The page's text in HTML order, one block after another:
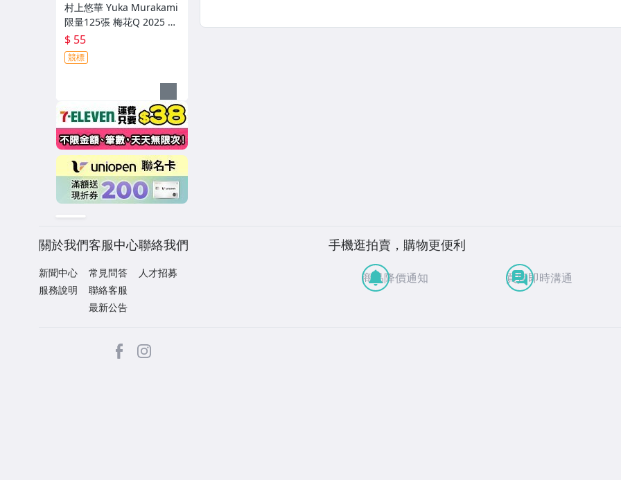
村上悠華 Yuka Murakami
限量125張 梅花Q 2025 Lo
vin' You Poker F1rst Gam
eplay [SS81]
$ 55
競標
關於我們
新聞中心
服務說明
客服中心
常見問答
聯絡客服
最新公告
聯絡我們
人才招募
手機逛拍賣，購物更便利
商品降價通知 買賣即時溝通
facebook